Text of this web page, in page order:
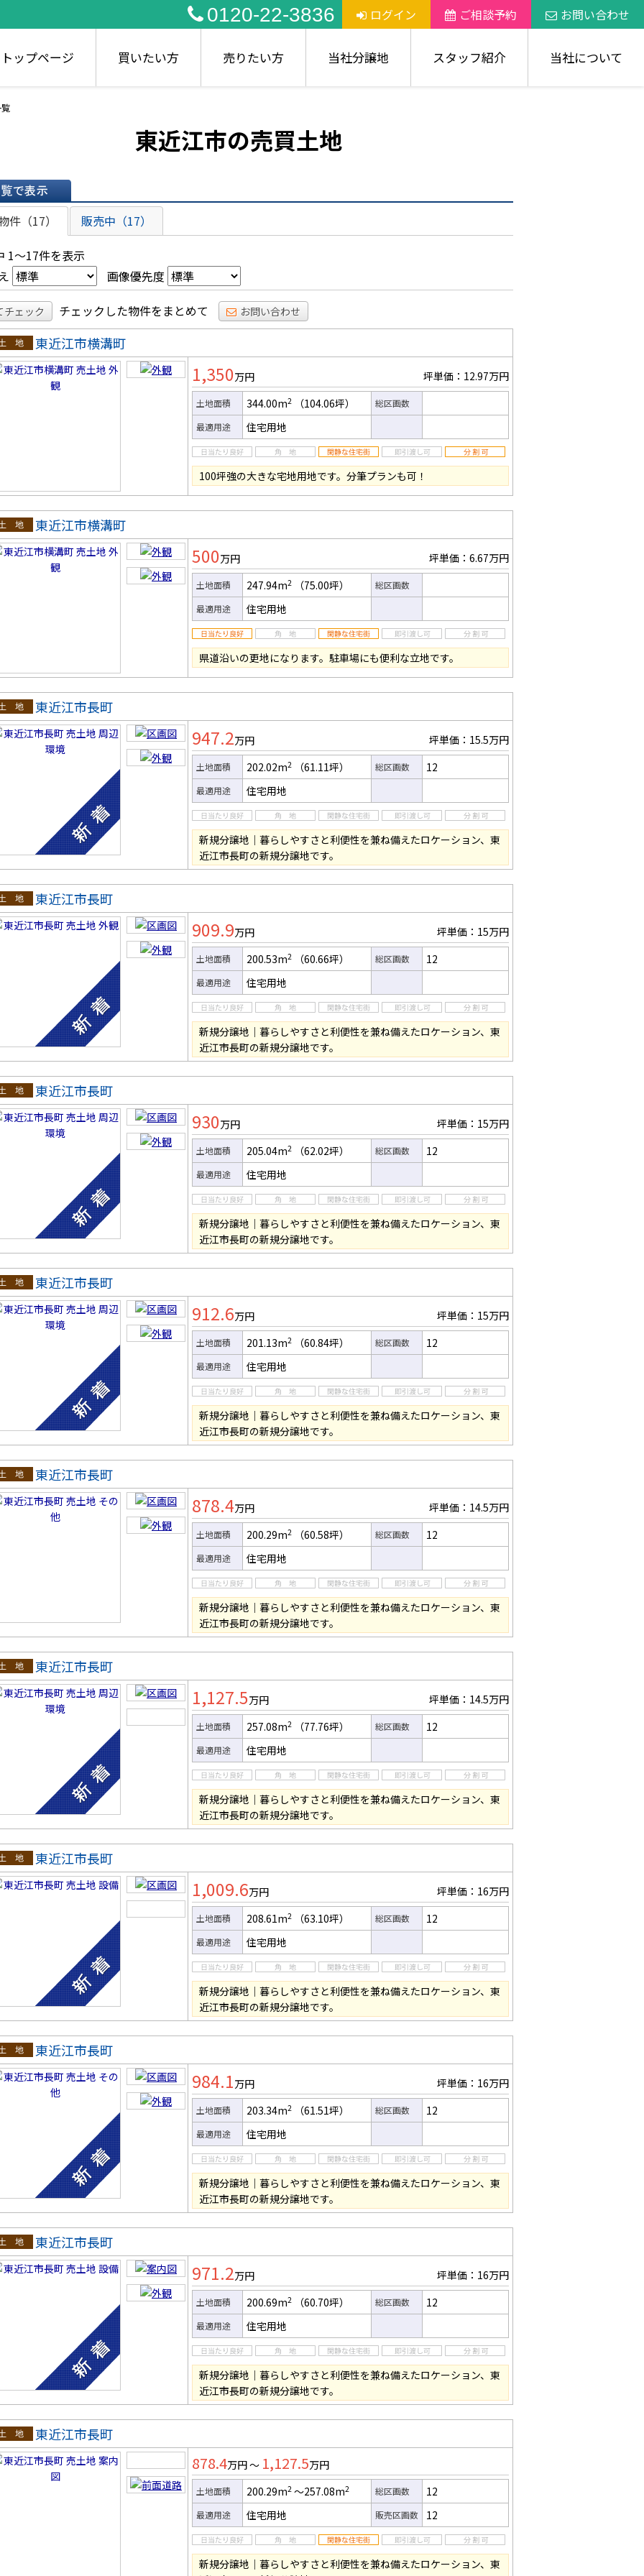
0120-22-3836 ログイン ご相談予約 お問い合わせ
トップページ 買いたい方 売りたい方 当社分譲地 スタッフ紹介 当社について
東近江市の売買土地
示
件（17）
販売中（17）
1～17件を表示
画像優先度
チェック チェックした物件をまとめて お問い合わせ
地
東近江市横溝町
1,350万円 坪単価：12.97万円
土地面積 344.00m2 （104.06坪）
総区画数
最適用途
住宅用地
100坪強の大きな宅地用地です。分筆プランも可！
地
東近江市横溝町
500万円 坪単価：6.67万円
土地面積 247.94m2 （75.00坪）
総区画数
最適用途
住宅用地
県道沿いの更地になります。駐車場にも便利な立地です。
地
東近江市長町
947.2万円 坪単価：15.5万円
土地面積 202.02m2 （61.11坪） 総区画数 12
最適用途 住宅用地
新規分譲地｜暮らしやすさと利便性を兼ね備えたロケーション、東
近江市長町の新規分譲地です。
地
東近江市長町
909.9万円 坪単価：15万円
土地面積 200.53m2 （60.66坪） 総区画数 12
最適用途 住宅用地
新規分譲地｜暮らしやすさと利便性を兼ね備えたロケーション、東
近江市長町の新規分譲地です。
地
東近江市長町
930万円 坪単価：15万円
土地面積 205.04m2 （62.02坪） 総区画数 12
最適用途 住宅用地
新規分譲地｜暮らしやすさと利便性を兼ね備えたロケーション、東
近江市長町の新規分譲地です。
地
東近江市長町
912.6万円 坪単価：15万円
土地面積 201.13m2 （60.84坪） 総区画数 12
最適用途 住宅用地
新規分譲地｜暮らしやすさと利便性を兼ね備えたロケーション、東
近江市長町の新規分譲地です。
地
東近江市長町
878.4万円 坪単価：14.5万円
土地面積 200.29m2 （60.58坪） 総区画数 12
最適用途 住宅用地
新規分譲地｜暮らしやすさと利便性を兼ね備えたロケーション、東
近江市長町の新規分譲地です。
地
東近江市長町
1,127.5万円 坪単価：14.5万円
土地面積 257.08m2 （77.76坪） 総区画数 12
最適用途 住宅用地
新規分譲地｜暮らしやすさと利便性を兼ね備えたロケーション、東
近江市長町の新規分譲地です。
地
東近江市長町
1,009.6万円 坪単価：16万円
土地面積 208.61m2 （63.10坪） 総区画数 12
最適用途 住宅用地
新規分譲地｜暮らしやすさと利便性を兼ね備えたロケーション、東
近江市長町の新規分譲地です。
地
東近江市長町
984.1万円 坪単価：16万円
土地面積 203.34m2 （61.51坪） 総区画数 12
最適用途 住宅用地
新規分譲地｜暮らしやすさと利便性を兼ね備えたロケーション、東
近江市長町の新規分譲地です。
地
東近江市長町
971.2万円 坪単価：16万円
土地面積 200.69m2 （60.70坪） 総区画数 12
最適用途 住宅用地
新規分譲地｜暮らしやすさと利便性を兼ね備えたロケーション、東
近江市長町の新規分譲地です。
地
東近江市長町
878.4万円 ～ 1,127.5万円
土地面積 200.29m2 ～257.08m2 総区画数 12
最適用途 住宅用地 販売区画数 12
新規分譲地｜暮らしやすさと利便性を兼ね備えたロケーション、東